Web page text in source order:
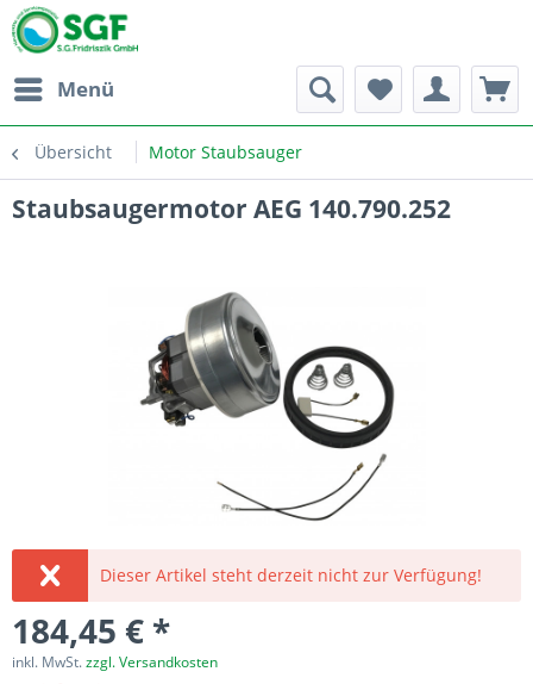
Menü
Übersicht Motor Staubsauger
Staubsaugermotor AEG 140.790.252
Dieser Artikel steht derzeit nicht zur Verfügung!
184,45 € *
inkl. MwSt.zzgl. Versandkosten